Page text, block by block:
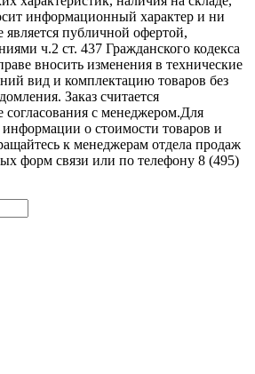
информационный характер и ни
является публичной офертой,
ч.2 ст. 437 Гражданского кодекса
вносить изменения в технические
вид и комплектацию товаров без
Заказ считается
согласования с менеджером.Для
о стоимости товаров и
к менеджерам отдела продаж
форм связи или по телефону 8 (495)